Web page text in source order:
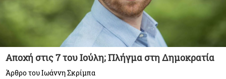
Αποχή στις 7 του Ιούλη; Πλήγμα στη Δημοκρατία
Άρθρο του Ιωάννη Σκρίμπα